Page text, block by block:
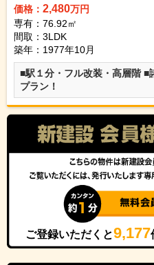
価格： 2,480万円
専有：76.92㎡
間取：3LDK
築年：1977年10月
■駅１分・フル改装・高層階 ■
プラン！
ご登録いただくと9,177